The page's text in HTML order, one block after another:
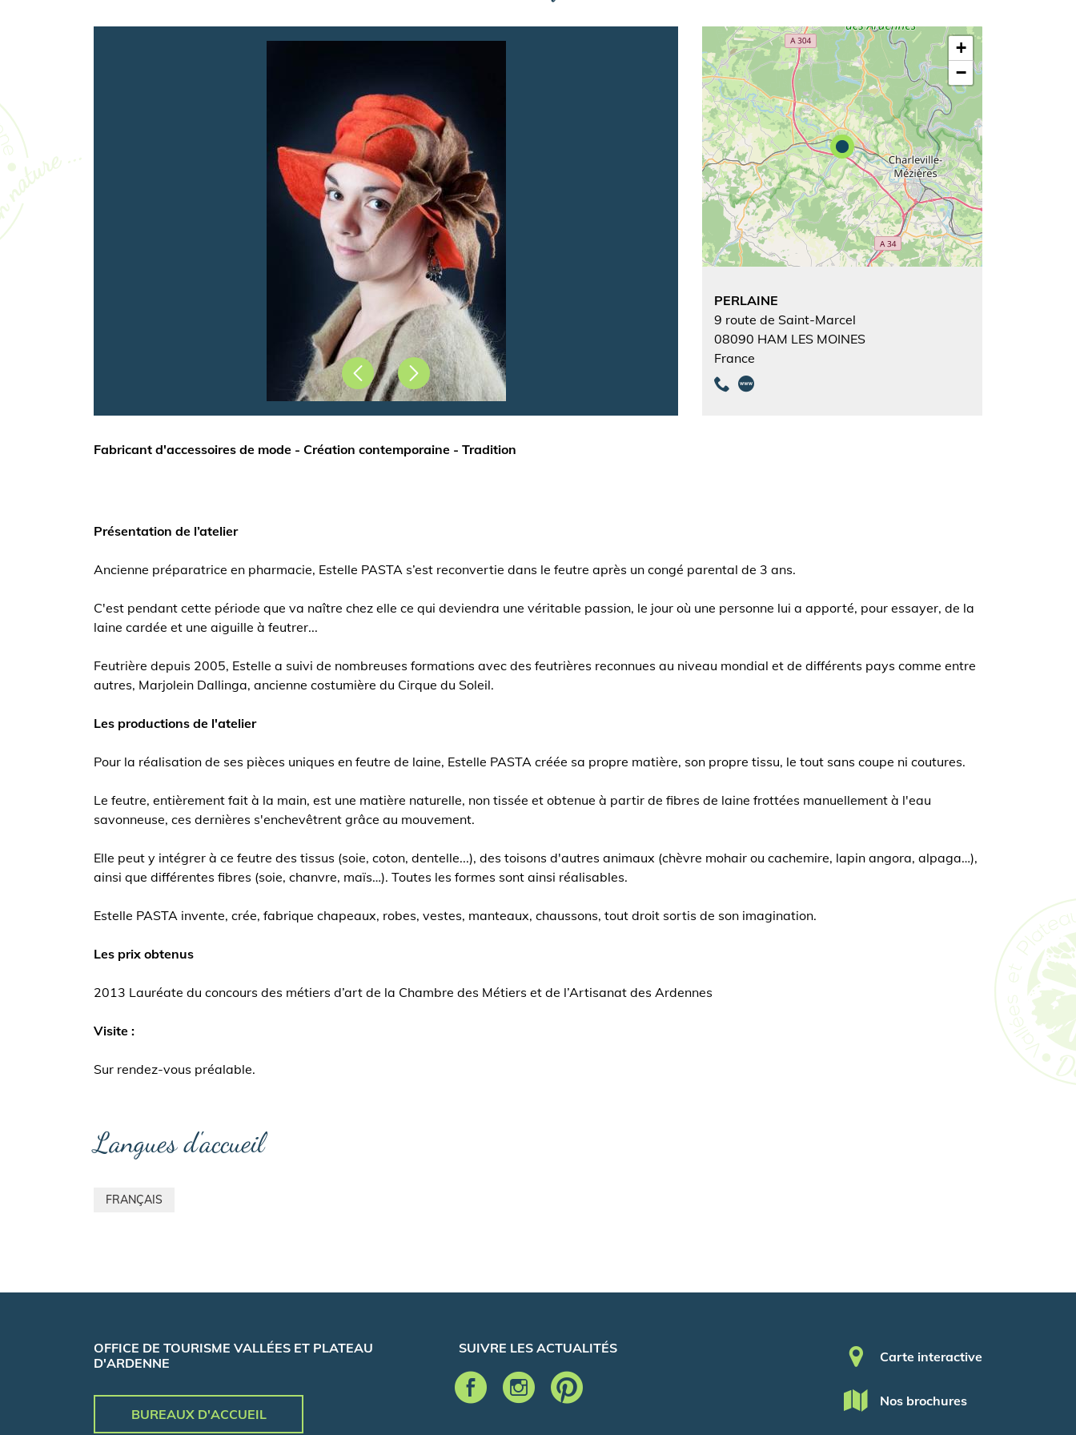
PrécédentSuivant
+
−
PERLAINE
9 route de Saint-Marcel
08090 HAM LES MOINES
France
Fabricant d'accessoires de mode - Création contemporaine - Tradition
Présentation de l’atelier
Ancienne préparatrice en pharmacie, Estelle PASTA s’est reconvertie dans le feutre après un congé parental de 3 ans.
C'est pendant cette période que va naître chez elle ce qui deviendra une véritable passion, le jour où une personne lui a apporté, pour essayer, de la
laine cardée et une aiguille à feutrer...
Feutrière depuis 2005, Estelle a suivi de nombreuses formations avec des feutrières reconnues au niveau mondial et de différents pays comme entre
autres, Marjolein Dallinga, ancienne costumière du Cirque du Soleil.
Les productions de l'atelier
Pour la réalisation de ses pièces uniques en feutre de laine, Estelle PASTA créée sa propre matière, son propre tissu, le tout sans coupe ni coutures.
Le feutre, entièrement fait à la main, est une matière naturelle, non tissée et obtenue à partir de fibres de laine frottées manuellement à l'eau
savonneuse, ces dernières s'enchevêtrent grâce au mouvement.
Elle peut y intégrer à ce feutre des tissus (soie, coton, dentelle...), des toisons d'autres animaux (chèvre mohair ou cachemire, lapin angora, alpaga…),
ainsi que différentes fibres (soie, chanvre, maïs…). Toutes les formes sont ainsi réalisables.
Estelle PASTA invente, crée, fabrique chapeaux, robes, vestes, manteaux, chaussons, tout droit sortis de son imagination.
Les prix obtenus
2013 Lauréate du concours des métiers d’art de la Chambre des Métiers et de l’Artisanat des Ardennes
Visite :
Sur rendez-vous préalable.
Langues d'accueil
FRANÇAIS
OFFICE DE TOURISME VALLÉES ET PLATEAU
D'ARDENNE
BUREAUX D'ACCUEIL
SUIVRE LES ACTUALITÉS Pied de page
Carte interactive
Nos brochures